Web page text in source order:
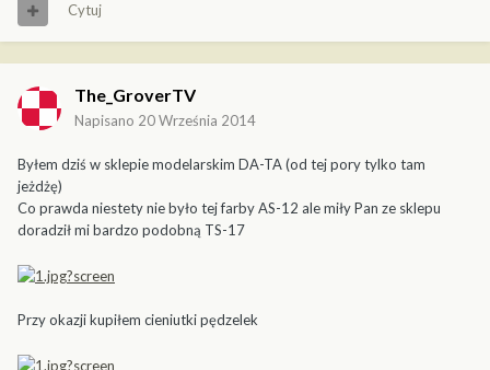
Cytuj
The_GroverTV
Napisano 20 Września 2014
Byłem dziś w sklepie modelarskim DA-TA (od tej pory tylko tam
jeżdżę)
Co prawda niestety nie było tej farby AS-12 ale miły Pan ze sklepu
doradził mi bardzo podobną TS-17
Przy okazji kupiłem cieniutki pędzelek